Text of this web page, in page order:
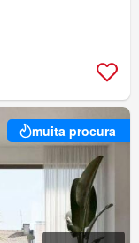
muita procura